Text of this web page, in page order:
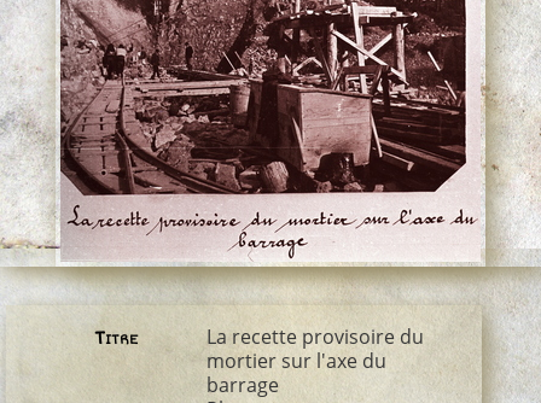
Titre
La recette provisoire du
mortier sur l'axe du
barrage